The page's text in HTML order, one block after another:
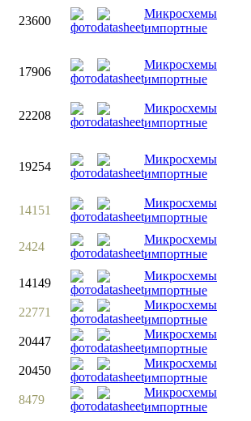
23600
Микросхемы
импортные
17906
Микросхемы
импортные
22208
Микросхемы
импортные
19254
Микросхемы
импортные
14151
Микросхемы
импортные
2424
Микросхемы
импортные
14149
Микросхемы
импортные
22771
Микросхемы
импортные
20447
Микросхемы
импортные
20450
Микросхемы
импортные
8479
Микросхемы
импортные